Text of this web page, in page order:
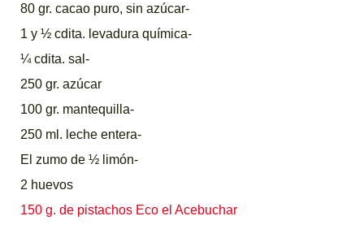
80 gr. cacao puro, sin azúcar-
1 y ½ cdita. levadura química-
¼ cdita. sal-
250 gr. azúcar
100 gr. mantequilla-
250 ml. leche entera-
El zumo de ½ limón-
2 huevos
150 g. de pistachos Eco el Acebuchar